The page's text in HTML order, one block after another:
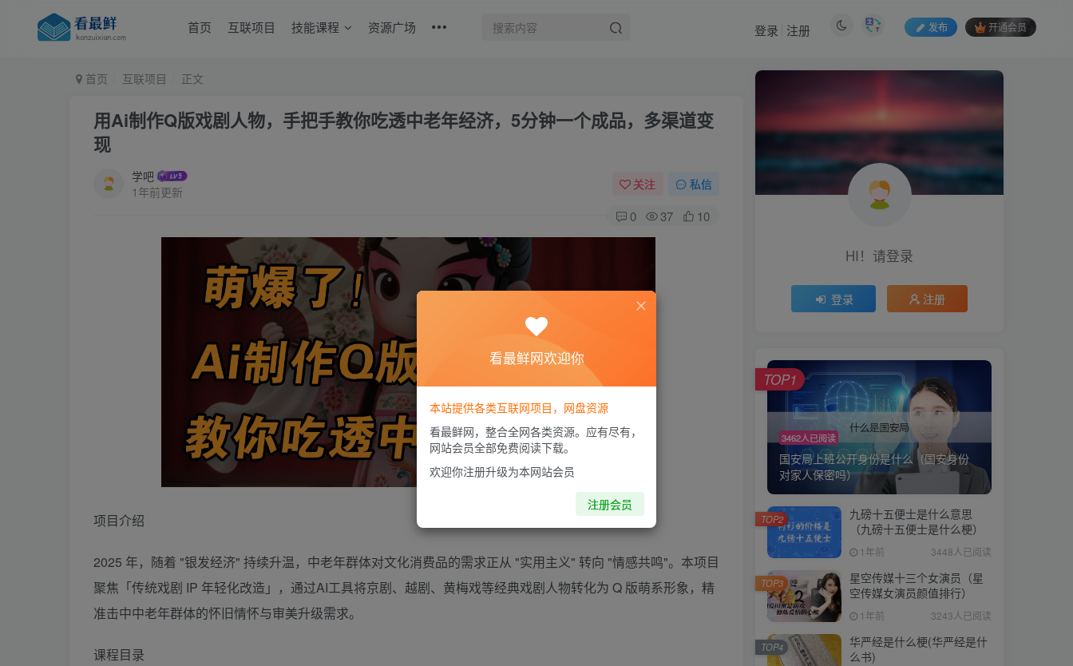
首页 互联项目 技能课程 资源广场 发布 开通会员
登录 注册
首页 互联项目 正文
用Ai制作Q版戏剧人物，手把手教你吃透中老年经济，5分钟一个成品，多渠道变
现
学吧
1年前更新
关注 私信
0 37 10
项目介绍
2025 年，随着 "银发经济" 持续升温，中老年群体对文化消费品的需求正从 "实用主义" 转向 "情感共鸣"。本项目
聚焦「传统戏剧 IP 年轻化改造」，通过AI工具将京剧、越剧、黄梅戏等经典戏剧人物转化为 Q 版萌系形象，精
准击中中老年群体的怀旧情怀与审美升级需求。
课程目录
HI！请登录
登录 注册
3462人已阅读
国安局上班公开身份是什么（国安身份
对家人保密吗）
TOP1
九磅十五便士是什么意思
（九磅十五便士是什么梗）
1年前 3448人已阅读
TOP2
星空传媒十三个女演员（星
空传媒女演员颜值排行）
1年前 3243人已阅读
TOP3
华严经是什么梗(华严经是什
么书)
TOP4
看最鲜网欢迎你
本站提供各类互联网项目，网盘资源
看最鲜网，整合全网各类资源。应有尽有，
网站会员全部免费阅读下载。
欢迎你注册升级为本网站会员
注册会员